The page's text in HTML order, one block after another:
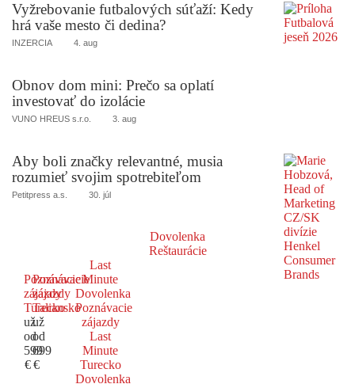
Vyžrebovanie futbalových súťaží: Kedy
hrá vaše mesto či dedina?
INZERCIA 4. aug
Obnov dom mini: Prečo sa oplatí
investovať do izolácie
VUNO HREUS s.r.o. 3. aug
Aby boli značky relevantné, musia
rozumieť svojim spotrebiteľom
Petitpress a.s. 30. júl
Dovolenka
Reštaurácie
Poznávacie
zájazdy
Turecko
už
od
599
€
Poznávacie
zájazdy
Taliansko
už
od
699
€
Last
Minute
Dovolenka
Poznávacie
zájazdy
Last
Minute
Turecko
Dovolenka